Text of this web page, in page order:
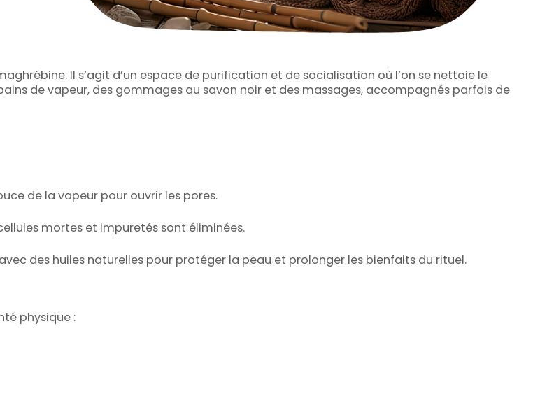
Il s’agit d’un espace de purification et de socialisation où l’on se nettoie le
de vapeur, des gommages au savon noir et des massages, accompagnés parfois de
de la vapeur pour ouvrir les pores.
mortes et impuretés sont éliminées.
des huiles naturelles pour protéger la peau et prolonger les bienfaits du rituel.
physique :